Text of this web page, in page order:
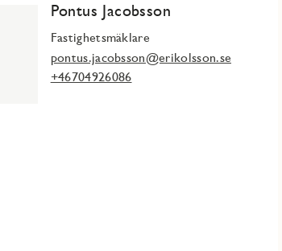
Pontus Jacobsson
Fastighetsmäklare
pontus.jacobsson@erikolsson.se
+46704926086